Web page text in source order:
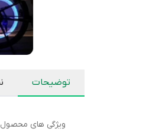
توضیحات
ویژگی های محصول